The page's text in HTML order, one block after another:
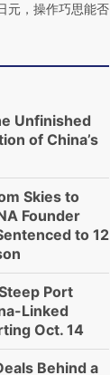
元，操作巧思能否
Unfinished
of China’s
Skies to
Founder
to 12
Port
Linked
Oct. 14
Behind a